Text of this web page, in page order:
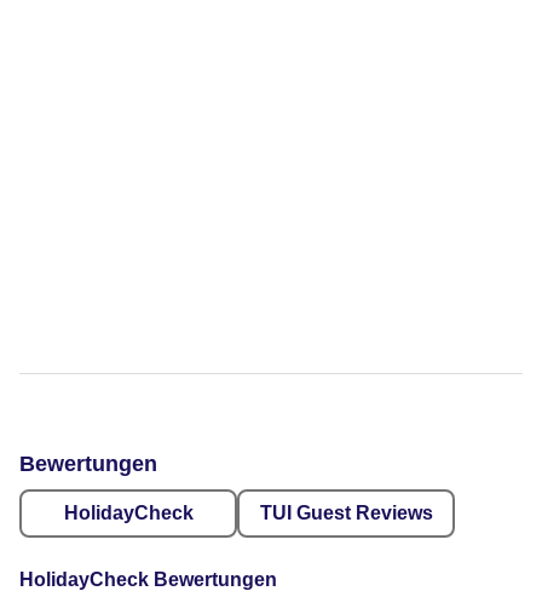
Bewertungen
HolidayCheck TUI Guest Reviews
HolidayCheck Bewertungen